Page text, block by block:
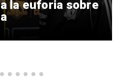
la euforia sobre